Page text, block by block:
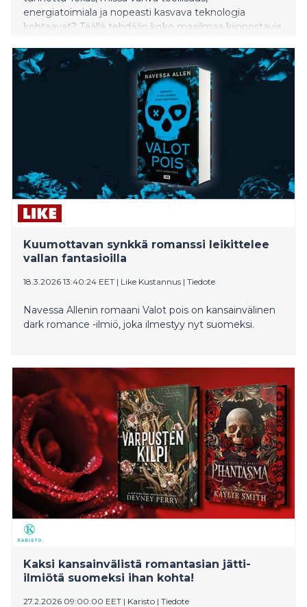
energiatoimiala ja nopeasti kasvava teknologia
kohtaavat? Täällä tehdään koko maailmaa kiinnostavia
karttojen reunoilla, sanoi yksi Itä-Suomen suurimman
businesstapahtuman pääpuhujista.
Kuumottavan synkkä romanssi leikittelee
vallan fantasioilla
18.3.2026 13:40:24 EET | Like Kustannus | Tiedote
Navessa Allenin romaani Valot pois on kansainvälinen
dark romance -ilmiö, joka ilmestyy nyt suomeksi.
Kaksi kansainvälistä romantasian jätti-
ilmiötä suomeksi ihan kohta!
27.2.2026 09:00:00 EET | Karisto | Tiedote